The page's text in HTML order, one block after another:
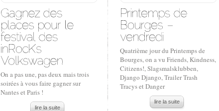
On a pas une, pas deux mais trois
soirées à vous faire gagner sur
Nantes et Paris !
lire la suite
Quatrième jour du Printemps de
Bourges, on a vu Friends, Kindness,
Citizens!, Slagsmalsklubben,
Django Django, Trailer Trash
Tracys et Danger
lire la suite